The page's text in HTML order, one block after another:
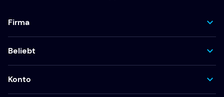
Firma
Beliebt
Konto